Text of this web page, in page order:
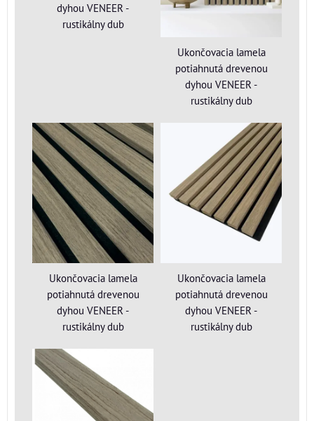
dyhou VENEER -
rustikálny dub
Ukončovacia lamela
potiahnutá drevenou
dyhou VENEER -
rustikálny dub
Ukončovacia lamela
potiahnutá drevenou
dyhou VENEER -
rustikálny dub
Ukončovacia lamela
potiahnutá drevenou
dyhou VENEER -
rustikálny dub